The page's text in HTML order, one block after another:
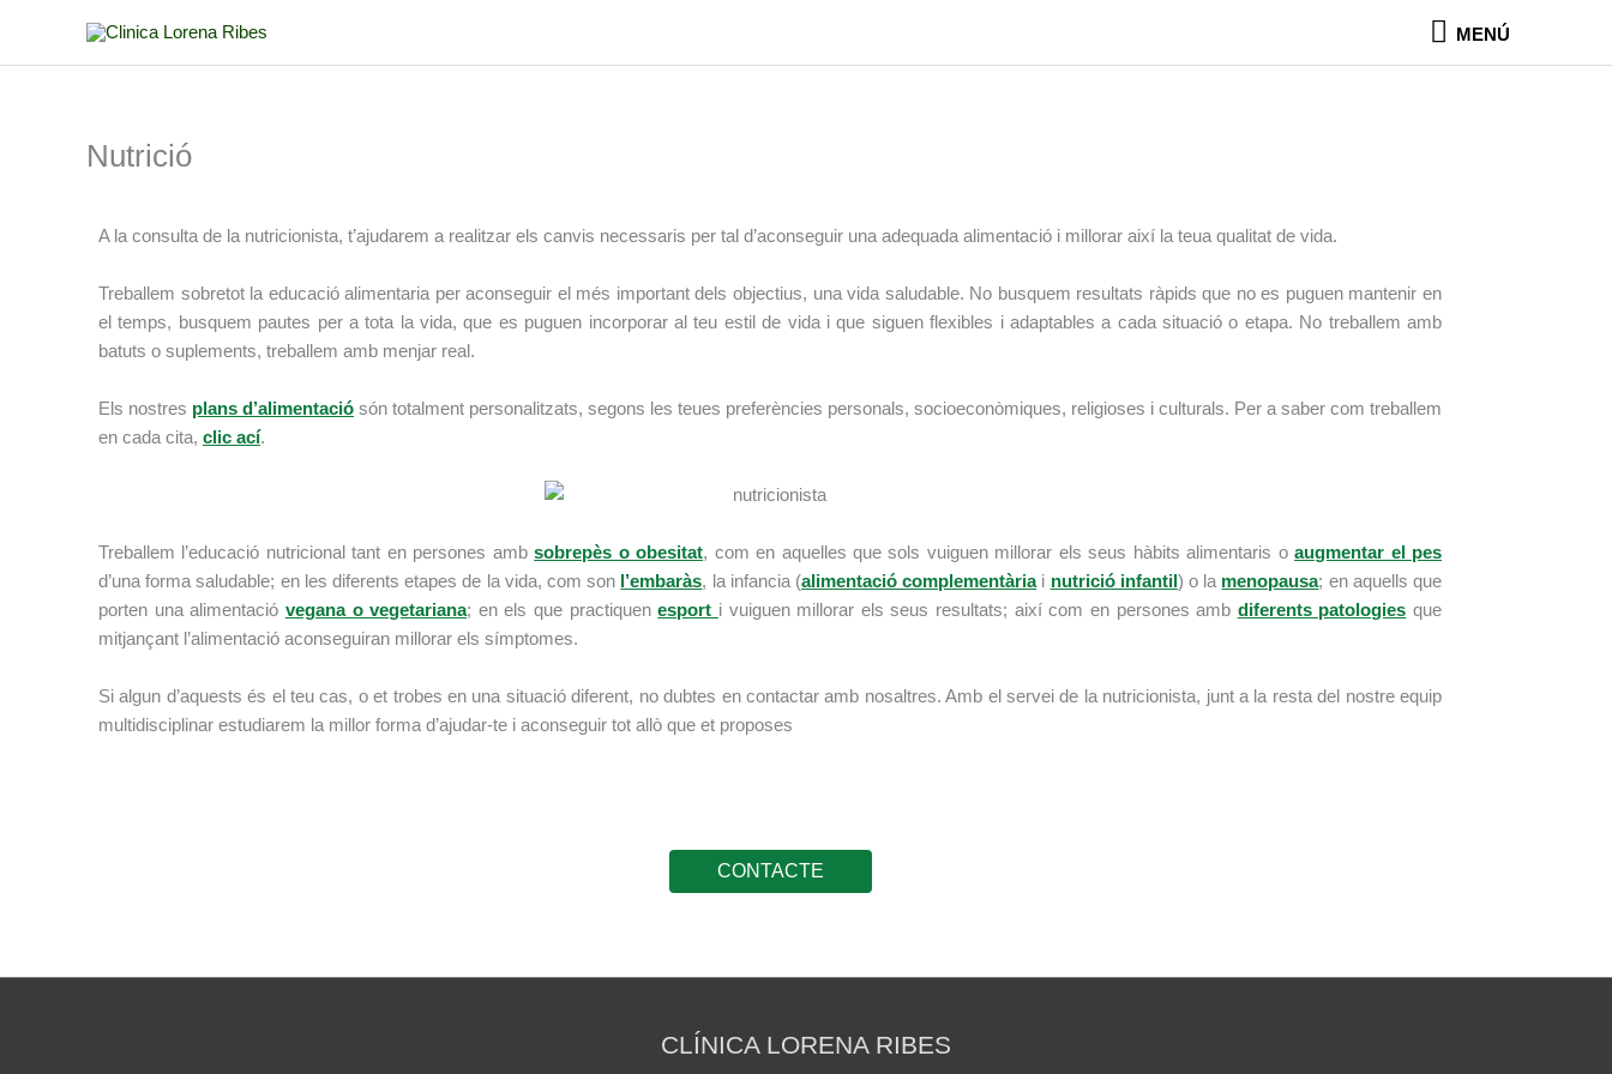
contingut
MENÚ
MENÚ
Nutrició
A la consulta de la nutricionista, t’ajudarem a realitzar els canvis necessaris per tal d’aconseguir una adequada alimentació i millorar així la teua qualitat de vida.
Treballem sobretot la educació alimentaria per aconseguir el més important dels objectius, una vida saludable. No busquem resultats ràpids que no es puguen mantenir en
el temps, busquem pautes per a tota la vida, que es puguen incorporar al teu estil de vida i que siguen flexibles i adaptables a cada situació o etapa. No treballem amb
batuts o suplements, treballem amb menjar real.
Els nostres plans d’alimentació són totalment personalitzats, segons les teues preferències personals, socioeconòmiques, religioses i culturals. Per a saber com treballem
en cada cita, clic ací.
Treballem l’educació nutricional tant en persones ambsobrepès o obesitat, com en aquelles que sols vuiguen millorar els seus hàbits alimentaris oaugmentar el pes
d’una forma saludable; en les diferents etapes de la vida, com son l’embaràs, la infancia (alimentació complementàriai nutrició infantil) o la menopausa; en aquells que
porten una alimentació vegana o vegetariana; en els que practiquenesport i vuiguen millorar els seus resultats; així com en persones amb diferents patologies que
mitjançant l’alimentació aconseguiran millorar els símptomes.
Si algun d’aquests és el teu cas, o et trobes en una situació diferent, no dubtes en contactar amb nosaltres. Amb el servei de la nutricionista, junt a la resta del nostre equip
multidisciplinar estudiarem la millor forma d’ajudar-te i aconseguir tot allò que et proposes
CONTACTE
CLÍNICA LORENA RIBES